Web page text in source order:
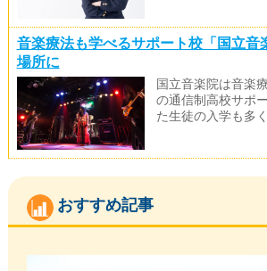
音楽療法も学べるサポート校「国立音
場所に
国立音楽院は音楽
の通信制高校サポ
た生徒の入学も多
おすすめ記事